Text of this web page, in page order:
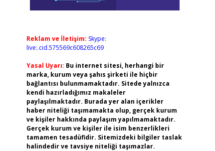
Reklam ve İletişim: Skype:
live:.cid.575569c608265c69
Yasal Uyarı: Bu internet sitesi, herhangi bir
marka, kurum veya şahıs şirketi ile hiçbir
bağlantısı bulunmamaktadır. Sitede yalnızca
kendi hazırladığımız makaleler
paylaşılmaktadır. Burada yer alan içerikler
haber niteliği taşımamakta olup, gerçek kurum
ve kişiler hakkında paylaşım yapılmamaktadır.
Gerçek kurum ve kişiler ile isim benzerlikleri
tamamen tesadüfidir. Sitemizdeki bilgiler taslak
halindedir ve tavsiye niteliği taşımazlar.